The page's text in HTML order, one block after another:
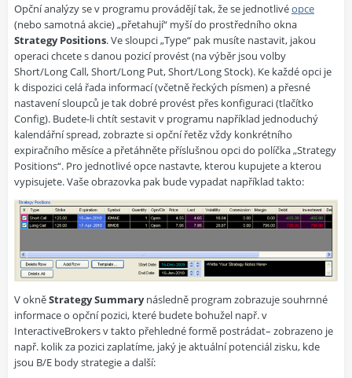
Opční analýzy se v programu provádějí tak, že se jednotlivéopce
(nebo samotná akcie) „přetahují“ myší do prostředního okna
Strategy Positions. Ve sloupci „Type“ pak musíte nastavit, jakou
operaci chcete s danou pozicí provést (na výběr jsou volby
Short/Long Call, Short/Long Put, Short/Long Stock). Ke každé opci je
k dispozici celá řada informací (včetně řeckých písmen) a přesné
nastavení sloupců je tak dobré provést přes konfiguraci (tlačítko
Config). Budete-li chtít sestavit v programu například jednoduchý
kalendářní spread, zobrazte si opční řetěz vždy konkrétního
expiračního měsíce a přetáhněte příslušnou opci do políčka „Strategy
Positions“. Pro jednotlivé opce nastavte, kterou kupujete a kterou
vypisujete. Vaše obrazovka pak bude vypadat například takto:
V okněStrategy Summarynásledně program zobrazuje souhrnné
informace o opční pozici, které budete bohužel např. v
InteractiveBrokers v takto přehledné formě postrádat– zobrazeno je
např. kolik za pozici zaplatíme, jaký je aktuální potenciál zisku, kde
jsou B/E body strategie a další: